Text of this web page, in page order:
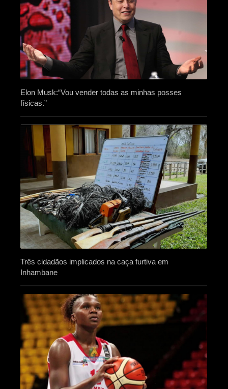
Elon Musk:“Vou vender todas as minhas posses
físicas.”
Três cidadãos implicados na caça furtiva em
Inhambane